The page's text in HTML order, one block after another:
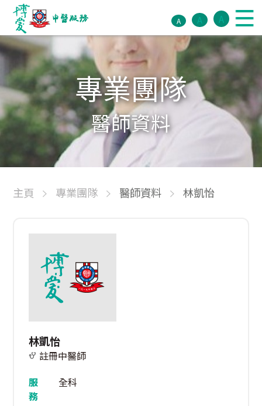
A A A
專業團隊
醫師資料
主頁 專業團隊 醫師資料 林凱怡
林凱怡
註冊中醫師
服
務
全科